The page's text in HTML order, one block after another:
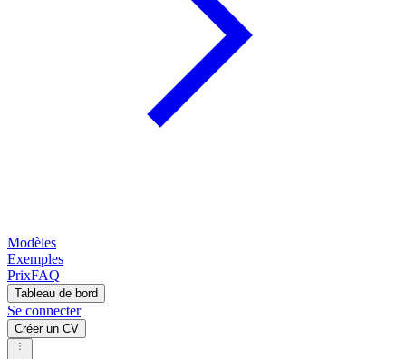
Modèles
Exemples
PrixFAQ
Tableau de bord
Se connecter
Créer un CV